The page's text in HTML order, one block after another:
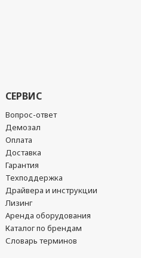
СЕРВИС
Вопрос-ответ
Демозал
Оплата
Доставка
Гарантия
Техподдержка
Драйвера и инструкции
Лизинг
Аренда оборудования
Каталог по брендам
Словарь терминов